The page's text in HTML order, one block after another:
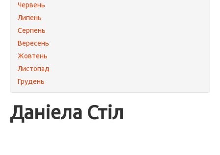
Червень
Липень
Серпень
Вересень
Жовтень
Листопад
Грудень
Даніела Стіл